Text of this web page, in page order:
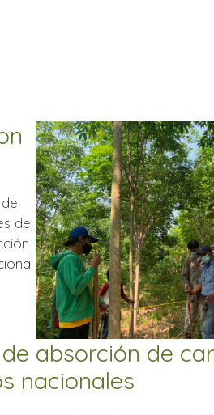
de
absorción de
nacionales